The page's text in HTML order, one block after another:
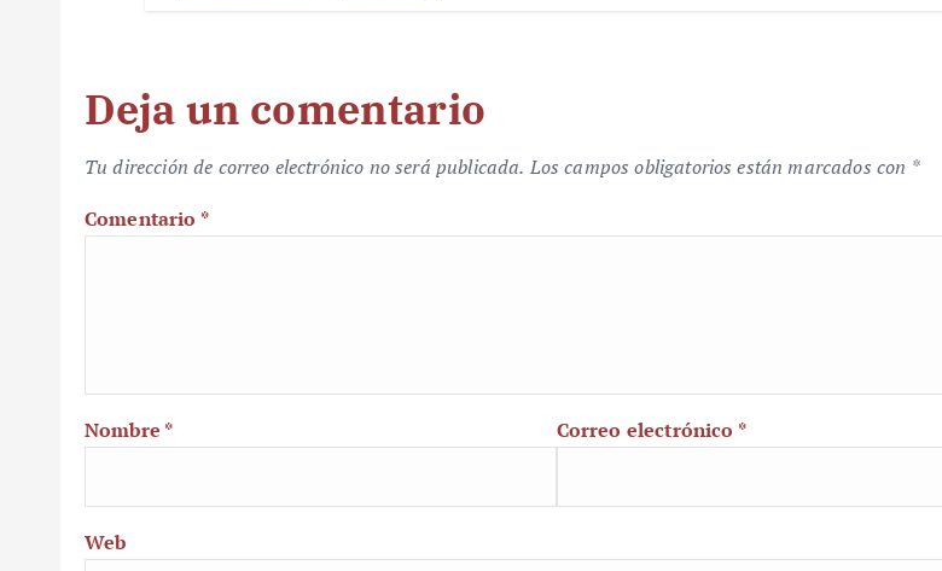
Deja un comentario
Tu dirección de correo electrónico no será publicada. Los campos obligatorios están marcados con *
Comentario *
Nombre * Correo electrónico *
Web